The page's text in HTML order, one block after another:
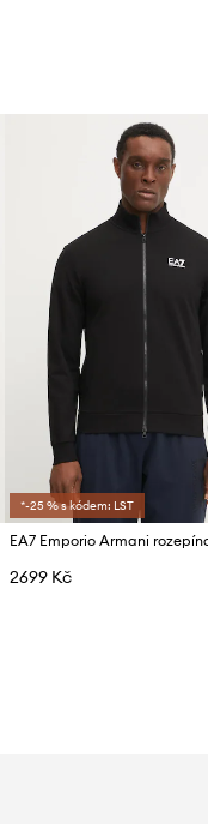
*-25 % s kódem: LST
2699 Kč